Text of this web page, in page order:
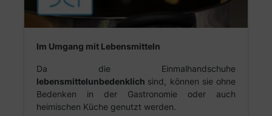
Im Umgang mit Lebensmitteln
Da die Einmalhandschuhe
lebensmittelunbedenklich sind, können sie ohne
Bedenken in der Gastronomie oder auch
heimischen Küche genutzt werden.